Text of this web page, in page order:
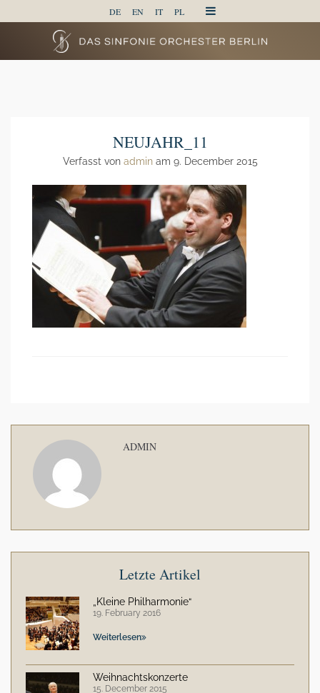
DE EN IT PL
NEUJAHR_11
Verfasst von adminam 9. December 2015
ADMIN
Letzte Artikel
„Kleine Philharmonie“
19. February 2016
Weiterlesen
Weihnachtskonzerte
15. December 2015